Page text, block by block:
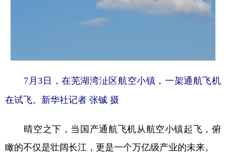
7月3日，在芜湖湾沚区航空小镇，一架通航飞机
在试飞。新华社记者 张铖 摄
晴空之下，当国产通航飞机从航空小镇起飞，俯
瞰的不仅是壮阔长江，更是一个万亿级产业的未来。